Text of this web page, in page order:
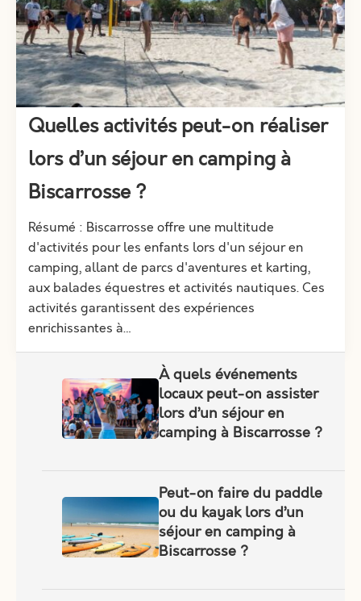
Quelles activités peut-on réaliser
lors d’un séjour en camping à
Biscarrosse ?
Résumé : Biscarrosse offre une multitude
d'activités pour les enfants lors d'un séjour en
camping, allant de parcs d'aventures et karting,
aux balades équestres et activités nautiques. Ces
activités garantissent des expériences
enrichissantes à…
À quels événements
locaux peut-on assister
lors d’un séjour en
camping à Biscarrosse ?
Peut-on faire du paddle
ou du kayak lors d’un
séjour en camping à
Biscarrosse ?